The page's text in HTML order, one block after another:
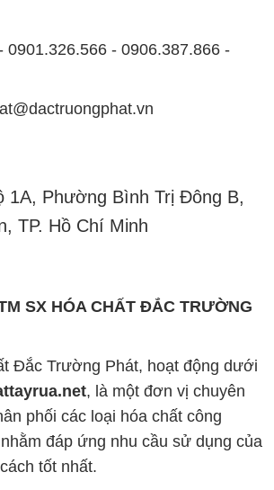
0901.326.566 - 0906.387.866 -
1A, Phường Bình Trị Đông B,
TP. Hồ Chí Minh
SX HÓA CHẤT ĐẮC TRƯỜNG
Đắc Trường Phát, hoạt động dưới
, là một đơn vị chuyên
phối các loại hóa chất công
đáp ứng nhu cầu sử dụng của
tốt nhất.